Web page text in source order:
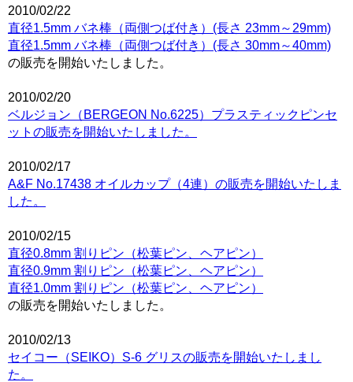
2010/02/22
直径1.5mm バネ棒（両側つば付き）(長さ 23mm～29mm)
直径1.5mm バネ棒（両側つば付き）(長さ 30mm～40mm)
の販売を開始いたしました。
2010/02/20
ベルジョン（BERGEON No.6225）プラスティックピンセ
ットの販売を開始いたしました。
2010/02/17
A&F No.17438 オイルカップ（4連）の販売を開始いたしま
した。
2010/02/15
直径0.8mm 割りピン（松葉ピン、ヘアピン）
直径0.9mm 割りピン（松葉ピン、ヘアピン）
直径1.0mm 割りピン（松葉ピン、ヘアピン）
の販売を開始いたしました。
2010/02/13
セイコー（SEIKO）S-6 グリスの販売を開始いたしまし
た。